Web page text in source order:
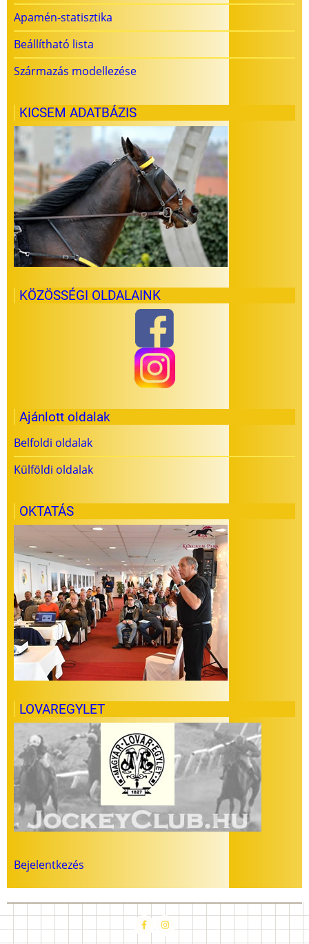
Apamén-statisztika
Beállítható lista
Származás modellezése
KICSEM ADATBÁZIS
KÖZÖSSÉGI OLDALAINK
Ajánlott oldalak
Belfoldi oldalak
Külföldi oldalak
OKTATÁS
LOVAREGYLET
Felhasználói
fiók
menüje
Bejelentkezés